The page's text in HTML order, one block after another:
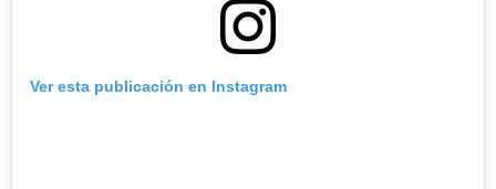
Ver esta publicación en Instagram